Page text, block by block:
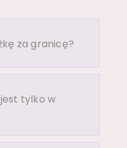
za granicę?
tylko w